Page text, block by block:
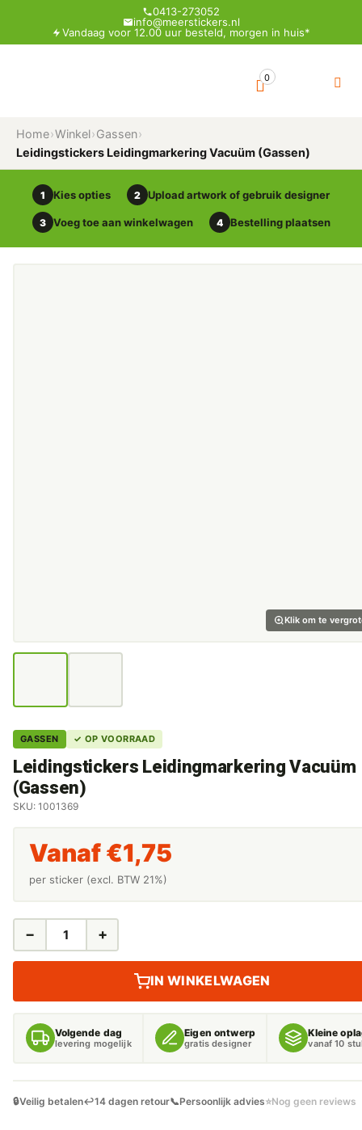
0413-273052
info@meerstickers.nl
Vandaag voor 12.00 uur besteld, morgen in huis*
0
Home›Winkel›Gassen›
Leidingstickers Leidingmarkering Vacuüm (Gassen)
1 Kies opties 2 Upload artwork of gebruik designer
3 Voeg toe aan winkelwagen 4 Bestelling plaatsen
Klik om te
GASSEN ✓ OP VOORRAAD
Leidingstickers Leidingmarkering Vacuüm
(Gassen)
SKU: 1001369
Vanaf €1,75
per sticker (excl. BTW 21%)
LEIDINGSTICKERS
− +
IN WINKELWAGEN
Volgende dag
levering mogelijk
Eigen ontwerp
gratis designer
Kleine
vanaf 10
🔒Veilig betalen↩️14 dagen retour📞Persoonlijk advies⭐Nog geen reviews